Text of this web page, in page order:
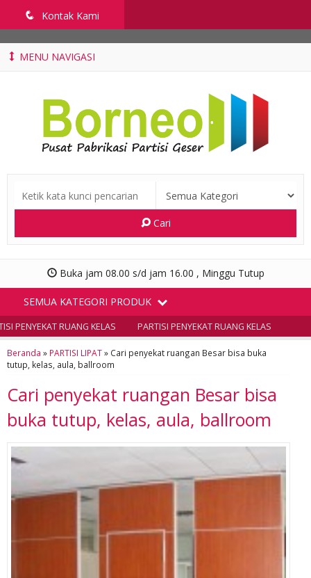
q Kontak Kami
MENU NAVIGASI
Cari
Buka jam 08.00 s/d jam 16.00 , Minggu Tutup
SEMUA KATEGORI PRODUK
PENYEKAT RUANG KELAS PARTISI PENYEKAT RUANG KELAS
Beranda » PARTISI LIPAT» Cari penyekat ruangan Besar bisa buka
tutup, kelas, aula, ballroom
Cari penyekat ruangan Besar bisa
buka tutup, kelas, aula, ballroom